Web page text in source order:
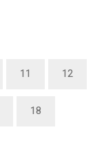
11 12
18